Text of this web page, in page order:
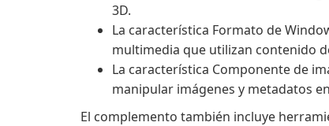
3D.
La característica Formato de
multimedia que utilizan contenido
La característica Componente de
manipular imágenes y metadatos
El complemento también incluye